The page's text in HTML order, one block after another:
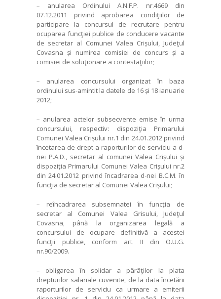
– anularea Ordinului A.N.F.P. nr.4669 din
07.12.2011 privind aprobarea condiţiilor de
participare la concursul de recrutare pentru
ocuparea funcţiei publice de conducere vacante
de secretar al Comunei Valea Crișului, Judeţul
Covasna și numirea comisiei de concurs și a
comisiei de soluţionare a contestaţiilor;
– anularea concursului organizat în baza
ordinului sus-amintit la datele de 16 și 18 ianuarie
2012;
– anularea actelor subsecvente emise în urma
concursului, respectiv: dispoziţia Primarului
Comunei Valea Crișului nr.1 din 24.01.2012 privind
încetarea de drept a raporturilor de serviciu a d-
nei P.A.D., secretar al comunei Valea Crișului și
dispoziţia Primarului Comunei Valea Crișului nr.2
din 24.01.2012 privind încadrarea d-nei B.C.M. în
funcţia de secretar al Comunei Valea Crișului;
– reîncadrarea subsemnatei în funcţia de
secretar al Comunei Valea Grisului, Judeţul
Covasna, până la organizarea legală a
concursului de ocupare definitivă a acestei
funcţii publice, conform art. II din O.U.G.
nr.90/2009.
– obligarea în
solidar a pârâţilor la plata
drepturilor salariale cuvenite, de la data încetării
raporturilor de serviciu ca urmare a emiterii